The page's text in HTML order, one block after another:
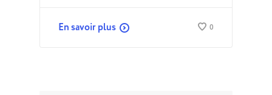
En savoir plus 0